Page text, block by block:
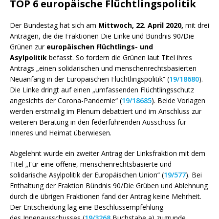
TOP 6 europäische Flüchtlingspolitik
Der Bundestag hat sich am Mittwoch, 22. April 2020, mit drei
Anträgen, die die Fraktionen Die Linke und Bündnis 90/Die
Grünen zur europäischen Flüchtlings- und
Asylpolitik befasst. So fordern die Grünen laut Titel ihres
Antrags „einen solidarischen und menschenrechtsbasierten
Neuanfang in der Europäischen Flüchtlingspolitik“ (19/18680).
Die Linke dringt auf einen „umfassenden Flüchtlingsschutz
angesichts der Corona-Pandemie“ (19/18685). Beide Vorlagen
werden erstmalig im Plenum debattiert und im Anschluss zur
weiteren Beratung in den federführenden Ausschuss für
Inneres und Heimat überwiesen.
Abgelehnt wurde ein zweiter Antrag der Linksfraktion mit dem
Titel „Für eine offene, menschenrechtsbasierte und
solidarische Asylpolitik der Europäischen Union“ (19/577). Bei
Enthaltung der Fraktion Bündnis 90/Die Grüben und Ablehnung
durch die übrigen Fraktionen fand der Antrag keine Mehrheit.
Der Entscheidung lag eine Beschlussempfehlung